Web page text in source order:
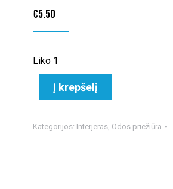
€5.50
Liko 1
Į krepšelį
Kategorijos: Interjeras, Odos priežiūra